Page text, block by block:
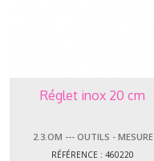
Réglet inox 20 cm
2.3.OM --- OUTILS - MESURE
RÉFÉRENCE : 460220